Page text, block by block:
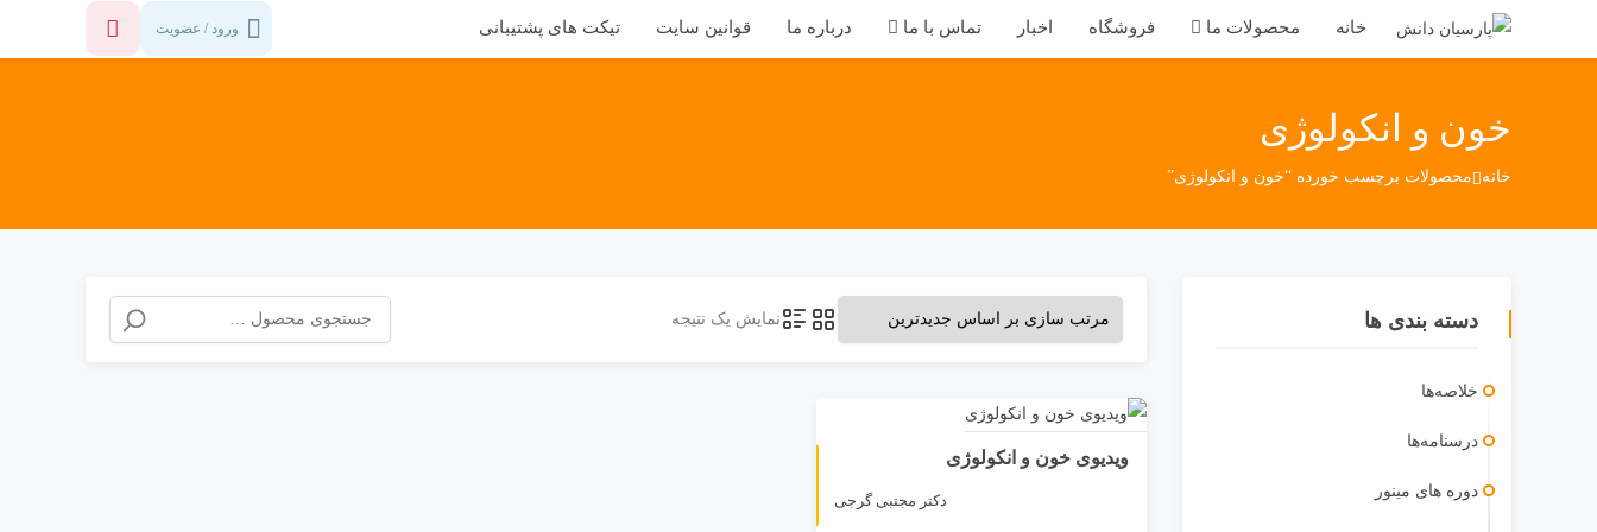
خانه محصولات ما فروشگاه اخبار تماس با ما درباره ما قوانین سایت تیکت های پشتیبانی ورود / عضویت
خون و انکولوژی
خانه محصولات برچسب خورده “خون و انکولوژی”
نمایش یک نتیجه
ویدیوی خون و انکولوژی
دکتر مجتبی گرجی
دسته بندی ها
خلاصه‌ها
درسنامه‌ها
دوره ‎های مینور